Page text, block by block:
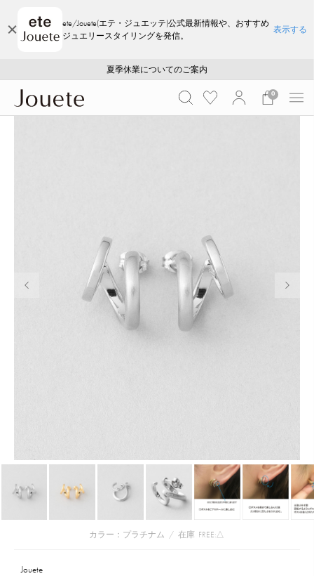
ete/Jouete(エテ・ジュエッテ)公式最新情報や、おすすめ
ジュエリースタイリングを発信。
表示する
採用のご案内
ご注文いただいたお品物のお届け状況について
夏季休業についてのご案内
WEB LIMITED ITEMS >>
採用のご案内
ご注文いただいたお品物のお届け状況について
0
カラー：プラチナム / 在庫 FREE:△
Jouete